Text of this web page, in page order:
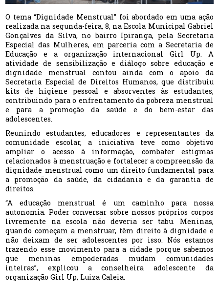
O tema “Dignidade Menstrual” foi abordado em uma ação
realizada na segunda-feira, 8, na Escola Municipal Gabriel
Gonçalves da Silva, no bairro Ipiranga, pela Secretaria
Especial das Mulheres, em parceria com a Secretaria de
Educação e a organização internacional Girl Up. A
atividade de sensibilização e diálogo sobre educação e
dignidade menstrual contou ainda com o apoio da
Secretaria Especial de Direitos Humanos, que distribuiu
kits de higiene pessoal e absorventes às estudantes,
contribuindo para o enfrentamento da pobreza menstrual
e para a promoção da saúde e do bem-estar das
adolescentes.
Reunindo estudantes, educadores e representantes da
comunidade escolar, a iniciativa teve como objetivo
ampliar o acesso à informação, combater estigmas
relacionados à menstruação e fortalecer a compreensão da
dignidade menstrual como um direito fundamental para
a promoção da saúde, da cidadania e da garantia de
direitos.
“A educação menstrual é um caminho para nossa
autonomia. Poder conversar sobre nossos próprios corpos
livremente na escola não deveria ser tabu. Meninas,
quando começam a menstruar, têm direito à dignidade e
não deixam de ser adolescentes por isso. Nós estamos
trazendo esse movimento para a cidade porque sabemos
que meninas empoderadas mudam comunidades
inteiras”, explicou a conselheira adolescente da
organização Girl Up, Luiza Caleia.